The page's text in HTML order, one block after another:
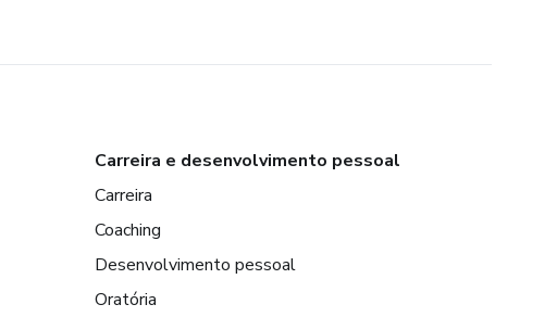
Carreira e desenvolvimento pessoal
Carreira
Coaching
Desenvolvimento pessoal
Oratória